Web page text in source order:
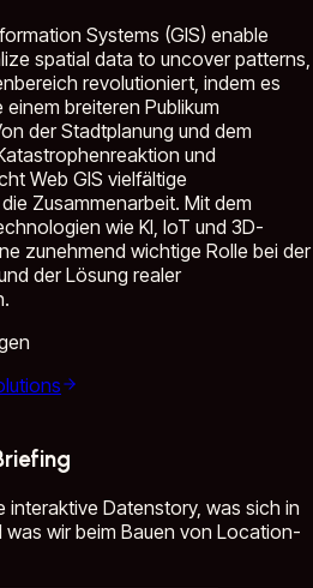
Systems (GIS) enable
spatial data to uncover patterns,
revolutioniert, indem es
breiteren Publikum
der Stadtplanung und dem
und
Web GIS vielfältige
Zusammenarbeit. Mit dem
wie KI, IoT und 3D-
zunehmend wichtige Rolle bei der
der Lösung realer
interaktive Datenstory, was sich in
wir beim Bauen von Location-